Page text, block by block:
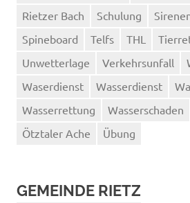
Rietzer Bach
Schulung
Spineboard
Telfs THL
Unwetterlage
Verkehrsunfall
Waserdienst
Wasserdienst
Wasserrettung
Wasserschaden
Ötztaler Ache
Übung
GEMEINDE RIETZ